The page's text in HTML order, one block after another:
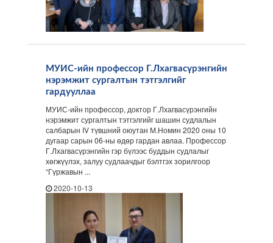
МУИС-ийн профессор Г.Лхагвасүрэнгийн
нэрэмжит сургалтын тэтгэлгийг
гардууллаа
МУИС-ийн профессор, доктор Г.Лхагвасүрэнгийн
нэрэмжит сургалтын тэтгэлгийг шашин судлалын
салбарын IV түвшний оюутан М.Номин 2020 оны 10
дугаар сарын 06-ны өдөр гардан авлаа. Профессор
Г.Лхагвасүрэнгийн гэр бүлээс буддын судлалыг
хөгжүүлэх, залуу судлаачдыг бэлтгэх зорилгоор
“Гүржавын ...
2020-10-13